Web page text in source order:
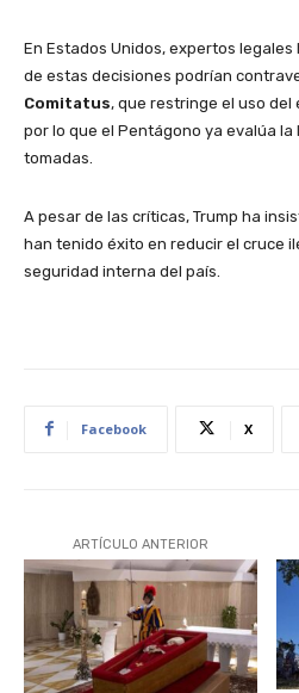
En Estados Unidos, expertos
de estas decisiones podrían
Comitatus, que restringe el uso
por lo que el Pentágono ya evalúa la
tomadas.
A pesar de las críticas, Trump ha
han tenido éxito en reducir el cruce
seguridad interna del país.
Facebook X
ARTÍCULO ANTERIOR